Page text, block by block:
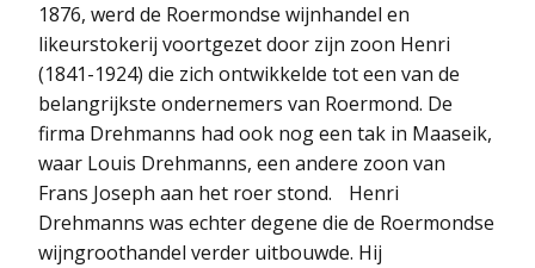
1876, werd de Roermondse wijnhandel en
likeurstokerij voortgezet door zijn zoon Henri
(1841-1924) die zich ontwikkelde tot een van de
belangrijkste ondernemers van Roermond. De
firma Drehmanns had ook nog een tak in Maaseik,
waar Louis Drehmanns, een andere zoon van
Frans Joseph aan het roer stond. Henri
Drehmanns was echter degene die de Roermondse
wijngroothandel verder uitbouwde. Hij